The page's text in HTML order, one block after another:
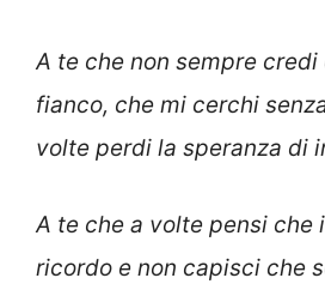
A te che non sempre
fianco, che mi cerchi
volte perdi la speranza di
A te che a volte pensi che
ricordo e non capisci che